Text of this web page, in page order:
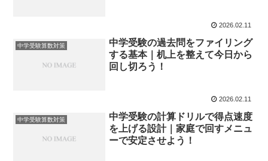
2026.02.11
中学受験算数対策
中学受験の過去問をファイリング
する基本｜机上を整えて今日から
回し切ろう！
2026.02.11
中学受験算数対策
中学受験の計算ドリルで得点速度
を上げる設計｜家庭で回すメニュ
ーで安定させよう！